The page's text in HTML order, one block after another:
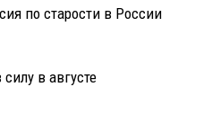
по старости в России
в августе